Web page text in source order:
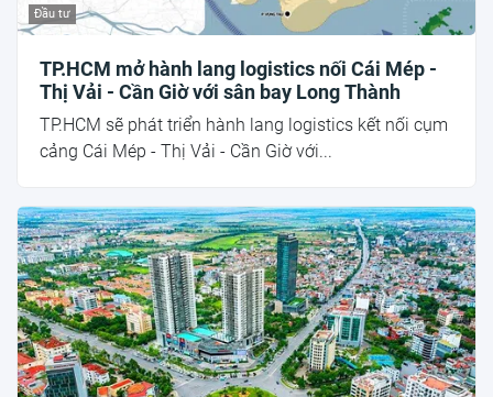
Đầu tư
TP.HCM mở hành lang logistics nối Cái Mép -
Thị Vải - Cần Giờ với sân bay Long Thành
TP.HCM sẽ phát triển hành lang logistics kết nối cụm
cảng Cái Mép - Thị Vải - Cần Giờ với...